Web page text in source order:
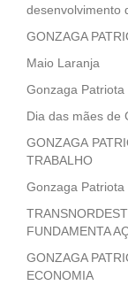
desenvolvimento
GONZAGA
Maio Laranja
Gonzaga Patriota
Dia das mães de
GONZAGA
TRABALHO
Gonzaga
FUNDAMENTA
GONZAGA
ECONOMIA